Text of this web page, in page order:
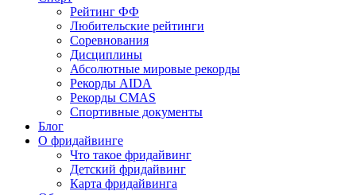
Рейтинг ФФ
Любительские рейтинги
Соревнования
Дисциплины
Абсолютные мировые рекорды
Рекорды AIDA
Рекорды CMAS
Спортивные документы
Блог
О фридайвинге
Что такое фридайвинг
Детский фридайвинг
Карта фридайвинга